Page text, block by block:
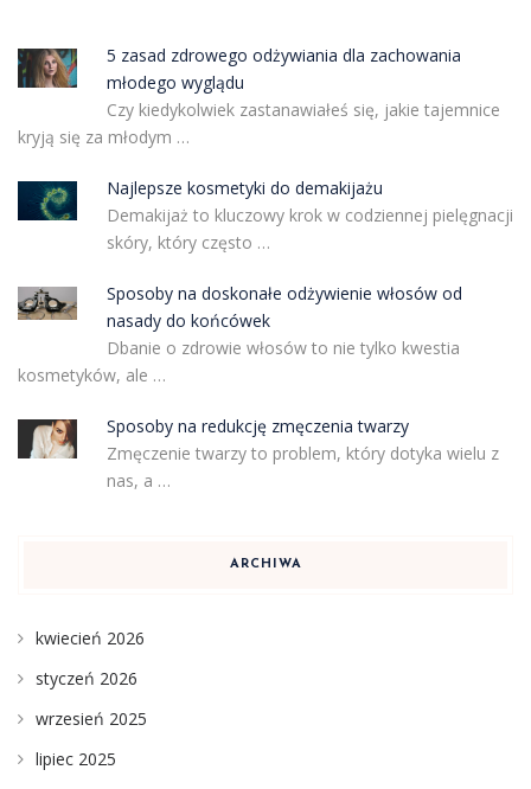
5 zasad zdrowego odżywiania dla zachowania
młodego wyglądu
Czy kiedykolwiek zastanawiałeś się, jakie tajemnice
kryją się za młodym …
Najlepsze kosmetyki do demakijażu
Demakijaż to kluczowy krok w codziennej pielęgnacji
skóry, który często …
Sposoby na doskonałe odżywienie włosów od
nasady do końcówek
Dbanie o zdrowie włosów to nie tylko kwestia
kosmetyków, ale …
Sposoby na redukcję zmęczenia twarzy
Zmęczenie twarzy to problem, który dotyka wielu z
nas, a …
ARCHIWA
kwiecień 2026
styczeń 2026
wrzesień 2025
lipiec 2025